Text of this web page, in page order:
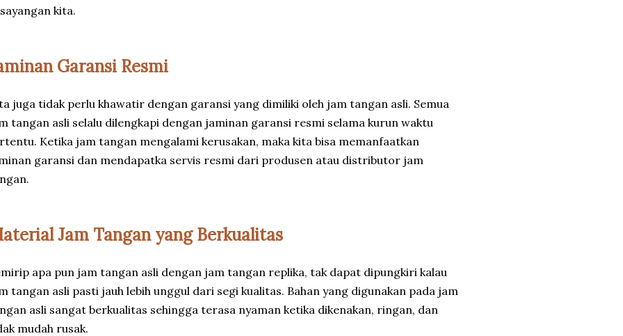
kita.
Garansi Resmi
juga tidak perlu khawatir dengan garansi yang dimiliki oleh jam tangan asli. Semua
tangan asli selalu dilengkapi dengan jaminan garansi resmi selama kurun waktu
Ketika jam tangan mengalami kerusakan, maka kita bisa memanfaatkan
garansi dan mendapatka servis resmi dari produsen atau distributor jam
Jam Tangan yang Berkualitas
apa pun jam tangan asli dengan jam tangan replika, tak dapat dipungkiri kalau
tangan asli pasti jauh lebih unggul dari segi kualitas. Bahan yang digunakan pada jam
asli sangat berkualitas sehingga terasa nyaman ketika dikenakan, ringan, dan
mudah rusak.